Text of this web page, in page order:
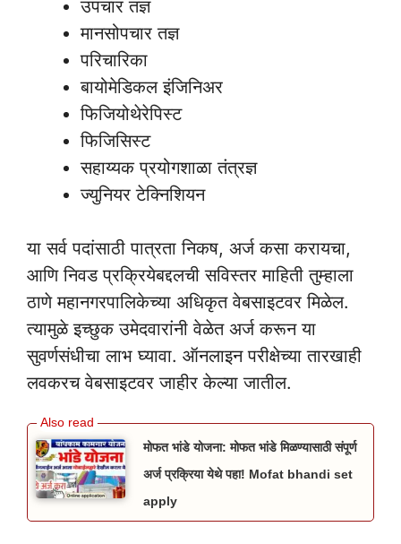
उपचार तज्ञ
मानसोपचार तज्ञ
परिचारिका
बायोमेडिकल इंजिनिअर
फिजियोथेरेपिस्ट
फिजिसिस्ट
सहाय्यक प्रयोगशाळा तंत्रज्ञ
ज्युनियर टेक्निशियन
या सर्व पदांसाठी पात्रता निकष, अर्ज कसा करायचा,
आणि निवड प्रक्रियेबद्दलची सविस्तर माहिती तुम्हाला
ठाणे महानगरपालिकेच्या अधिकृत वेबसाइटवर मिळेल.
त्यामुळे इच्छुक उमेदवारांनी वेळेत अर्ज करून या
सुवर्णसंधीचा लाभ घ्यावा. ऑनलाइन परीक्षेच्या तारखाही
लवकरच वेबसाइटवर जाहीर केल्या जातील.
मोफत भांडे योजना: मोफत भांडे मिळण्यासाठी संपूर्ण
अर्ज प्रक्रिया येथे पहा! Mofat bhandi set
apply